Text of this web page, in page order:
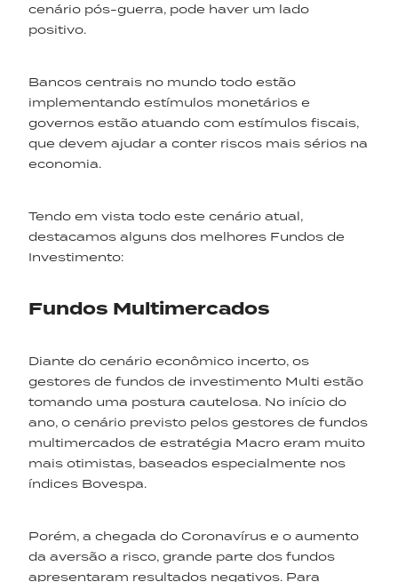
cenário pós-guerra, pode haver um lado
positivo.
Bancos centrais no mundo todo estão
implementando estímulos monetários e
governos estão atuando com estímulos fiscais,
que devem ajudar a conter riscos mais sérios na
economia.
Tendo em vista todo este cenário atual,
destacamos alguns dos melhores Fundos de
Investimento:
Fundos Multimercados
Diante do cenário econômico incerto, os
gestores de fundos de investimento Multi estão
tomando uma postura cautelosa. No início do
ano, o cenário previsto pelos gestores de fundos
multimercados de estratégia Macro eram muito
mais otimistas, baseados especialmente nos
índices Bovespa.
Porém, a chegada do Coronavírus e o aumento
da aversão a risco, grande parte dos fundos
apresentaram resultados negativos. Para